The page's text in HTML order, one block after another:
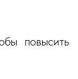
повысить